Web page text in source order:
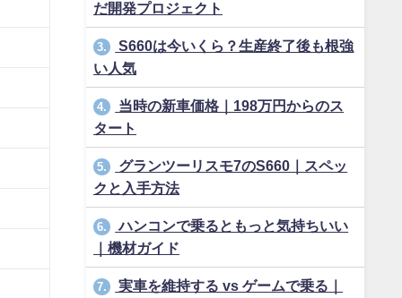
だ開発プロジェクト
3.
S660は今いくら？生産終了後も根強
い人気
4.
当時の新車価格｜198万円からのス
タート
5.
グランツーリスモ7のS660｜スペッ
クと入手方法
6.
ハンコンで乗るともっと気持ちいい
｜機材ガイド
7. 実車を維持する vs ゲームで乗る｜